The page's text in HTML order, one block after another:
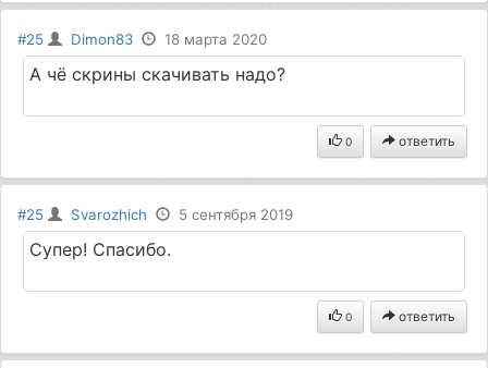
#25 Dimon83 18 марта 2020
А чё скрины скачивать надо?
0 ответить
#25 Svarozhich 5 сентября 2019
Супер! Спасибо.
0 ответить